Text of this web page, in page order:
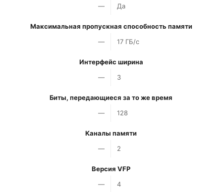
—
Да
Максимальная пропускная способность памяти
—
17 ГБ/с
Интерфейс ширина
—
3
Биты, передающиеся за то же время
—
128
Каналы памяти
—
2
Версия VFP
—
4